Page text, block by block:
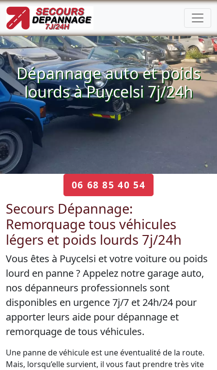
Dépannage auto et poids
lourds à Puycelsi 7j/24h
06 68 85 40 54
Secours Dépannage:
Remorquage tous véhicules
légers et poids lourds 7j/24h
Vous êtes à Puycelsi et votre voiture ou poids
lourd en panne ? Appelez notre garage auto,
nos dépanneurs professionnels sont
disponibles en urgence 7j/7 et 24h/24 pour
apporter leurs aide pour dépannage et
remorquage de tous véhicules.
Une panne de véhicule est une éventualité de la route.
Mais, lorsqu’elle survient, il vous faut prendre très vite